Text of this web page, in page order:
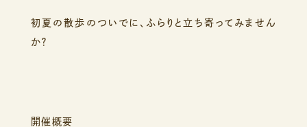
初夏の散歩のついでに、ふらりと立ち寄ってみません
か？
開催概要